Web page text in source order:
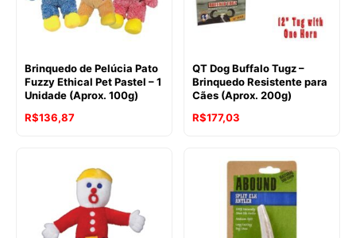
Brinquedo de Pelúcia Pato
Fuzzy Ethical Pet Pastel – 1
Unidade (Aprox. 100g)
R$136,87
QT Dog Buffalo Tugz –
Brinquedo Resistente para
Cães (Aprox. 200g)
R$177,03